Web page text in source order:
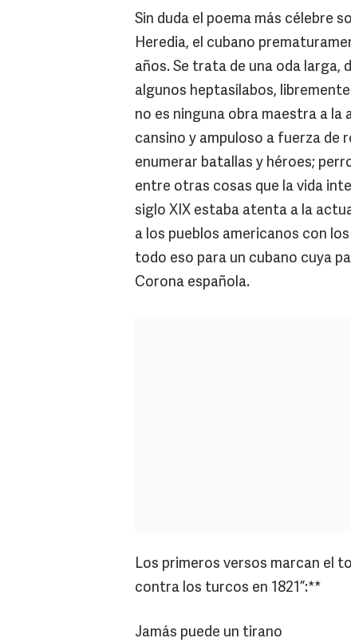
Sin duda el poema más célebre
Heredia, el cubano
años. Se trata de una oda larga,
algunos heptasílabos,
no es ninguna obra maestra a
cansino y ampuloso a fuerza de
enumerar batallas y héroes;
entre otras cosas que la vida
siglo XIX estaba atenta a la
a los pueblos americanos con
todo eso para un cubano cuya
Corona española.
Los primeros versos marcan el
contra los turcos en 1821”:**
Jamás puede un tirano